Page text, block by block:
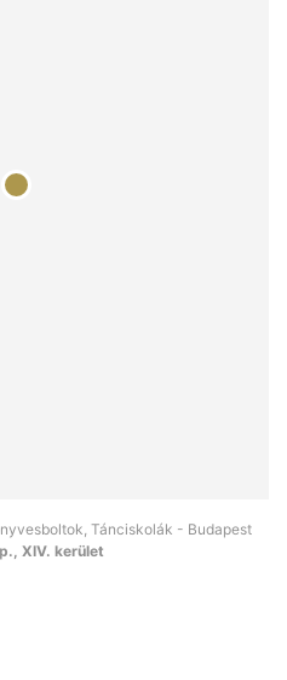
Tánciskolák - Budapest
XIV. kerület